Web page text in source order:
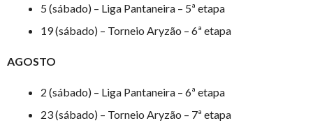
5 (sábado) – Liga Pantaneira – 5ª etapa
19 (sábado) – Torneio Aryzão – 6ª etapa
AGOSTO
2 (sábado) – Liga Pantaneira – 6ª etapa
23 (sábado) – Torneio Aryzão – 7ª etapa